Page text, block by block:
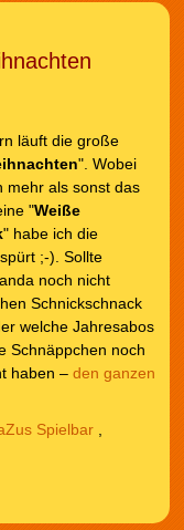
läuft die große
". Wobei
mehr als sonst das
"Weiße
" habe ich die
;-). Sollte
noch nicht
Schnickschnack
welche Jahresabos
Schnäppchen noch
haben – den ganzen
Spielbar,